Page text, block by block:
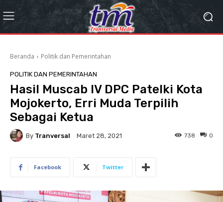
Beranda Politik dan Pemerintahan
POLITIK DAN PEMERINTAHAN
Hasil Muscab IV DPC Patelki Kota
Mojokerto, Erri Muda Terpilih
Sebagai Ketua
By Tranversal Maret 28, 2021 0
738
Facebook Twitter